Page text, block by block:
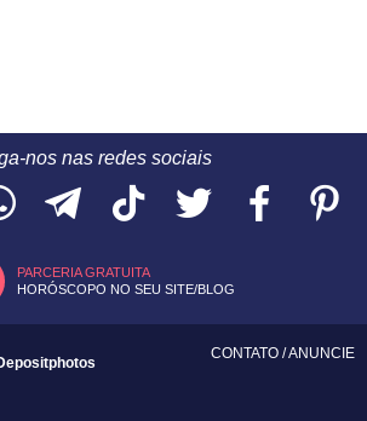
nos nas redes sociais
PARCERIA GRATUITA
HORÓSCOPO NO SEU SITE/BLOG
CONTATO /ANUNCIE